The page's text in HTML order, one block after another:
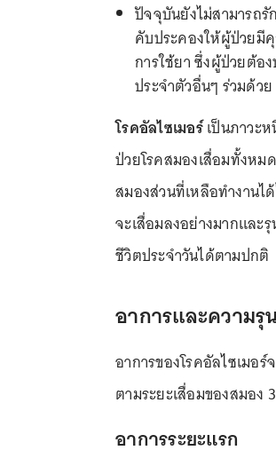
ปัจจุบันยังไม่สามารถรั
คับประคองให้ผู้ป่วยมี
การใช้ยา ซึ่งผู้ป่วยต้อ
ประจำตัวอื่นๆ ร่วมด้วย
โรคอัลไซเมอร์เป็นภาวะ
ป่วยโรคสมองเสื่อมทั้งหม
สมองส่วนที่เหลือทำงานไ
จะเสื่อมลงอย่างมากและ
ชีวิตประจำวันได้ตามปกติ
อาการและความรุ
อาการของโรคอัลไซเมอ
ตามระยะเสื่อมของสมอง
อาการระยะแรก